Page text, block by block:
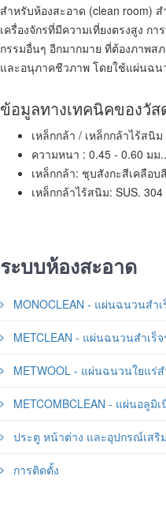
สำหรับห้องสะอาด (clean room)
เครื่องจักรที่มีความเที่ยงตรงสูง
กรรมอื่นๆ อีกมากมาย ที่ต้องภาพ
และอนุภาคชีวภาพ โดยใช้แผ่นฉน
ข้อมูลทางเทคนิคของวั
เหล็กกล้า / เหล็กกล้าไร้สนิม
ความหนา : 0.45 - 0.60 มม..
เหล็กกล้า: ชุบสังกะสีเคลือบสี
เหล็กกล้าไร้สนิม: SUS. 304
ระบบห้องสะอาด
MONOCLEAN - แผ่นฉนวนสำ
METCLEAN - แผ่นฉนวนสำเ
METWOOL - แผ่นฉนวนใยแร่ส
METCOMBCLEAN - แผ่นอลูมิ
ประตู หน้าต่าง และอุปกรณ์เสริม
การติดตั้ง